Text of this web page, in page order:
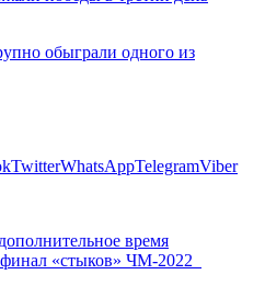
обыграли одного из
TwitterWhatsAppTelegramViber
время
«стыков» ЧМ-2022